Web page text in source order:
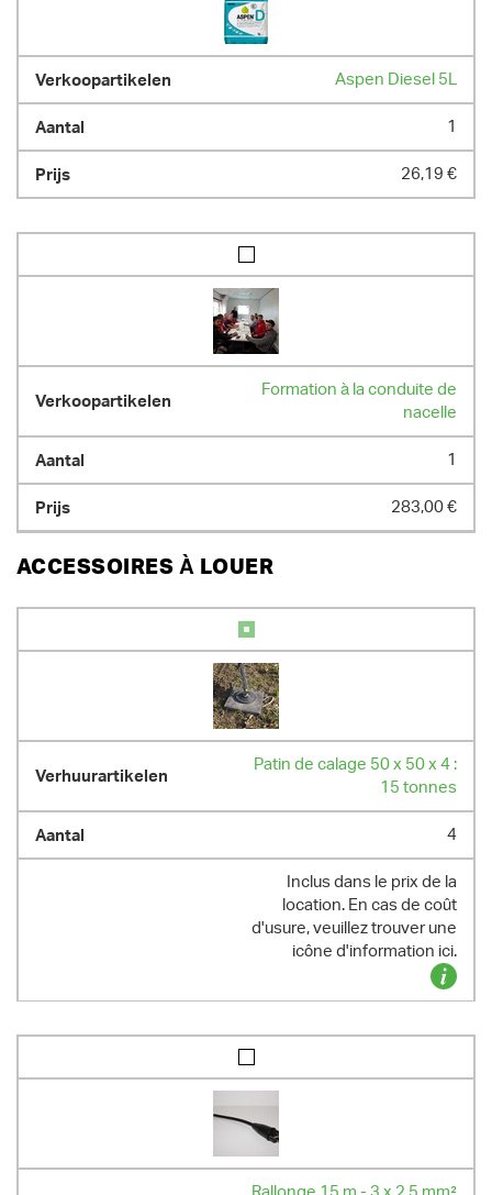
Aspen Diesel 5L
1
26,19 €
Formation à la conduite de
nacelle
1
283,00 €
ACCESSOIRES À LOUER
Patin de calage 50 x 50 x 4 :
15 tonnes
4
Inclus dans le prix de la
location. En cas de coût
d'usure, veuillez trouver une
icône d'information ici.